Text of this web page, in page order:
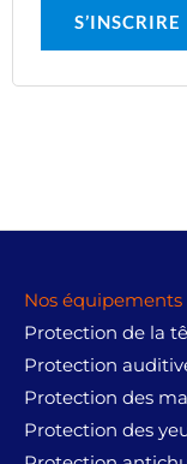
S’INSCRIRE
Nos équipements
Protection de la
Protection
Protection des
Protection des